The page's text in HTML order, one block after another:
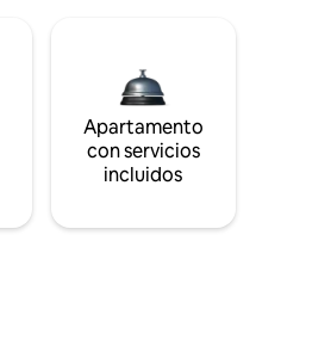
Apartamento
con servicios
incluidos